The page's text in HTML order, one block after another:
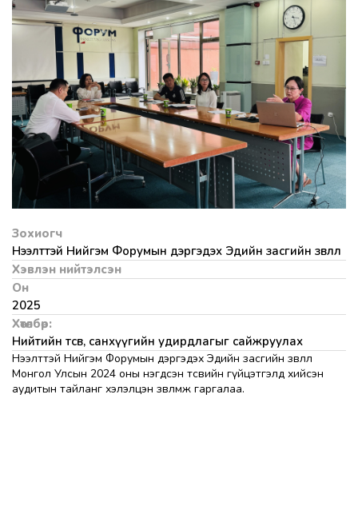
Зохиогч
Нээлттэй Нийгэм Форумын дэргэдэх Эдийн засгийн зөвлөл
Хэвлэн нийтэлсэн
Он
2025
Хөтөлбөр:
Нийтийн төсөв, санхүүгийн удирдлагыг сайжруулах
Нээлттэй Нийгэм Форумын дэргэдэх Эдийн засгийн зөвлөл
Монгол Улсын 2024 оны нэгдсэн төсвийн гүйцэтгэлд хийсэн
аудитын тайланг хэлэлцэн зөвлөмж гаргалаа.